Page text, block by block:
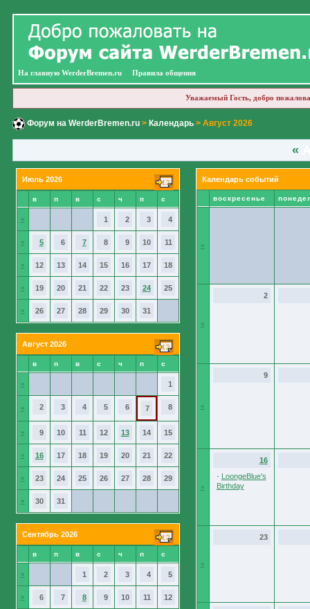
На главную WerderBremen.ru Правила общения
Уважаемый Гость, добро
Форум на WerderBremen.ru> Календарь> Август 2026
«
Июль 2026
в п в с ч п с
» 1 2 3 4
» 5 6 7 8 9 10 11
» 12 13 14 15 16 17 18
» 19 20 21 22 23 24 25
» 26 27 28 29 30 31
Август 2026
в п в с ч п с
» 1
» 2 3 4 5 6 7 8
» 9 10 11 12 13 14 15
» 16 17 18 19 20 21 22
» 23 24 25 26 27 28 29
» 30 31
Сентябрь 2026
в п в с ч п с
» 1 2 3 4 5
» 6 7 8 9 10 11 12
Календарь событий
воскресенье
»
»
2
»
9
»
16
· LoongeBlue's
Birthday
»
23